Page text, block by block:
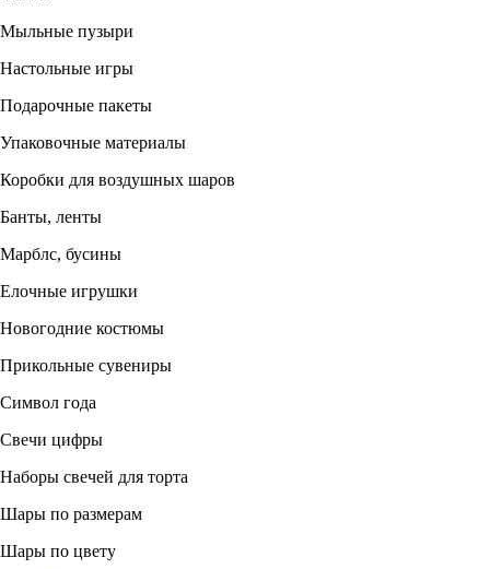
Мыльные пузыри
Настольные игры
Подарочные пакеты
Упаковочные материалы
Коробки для воздушных шаров
Банты, ленты
Марблс, бусины
Елочные игрушки
Новогодние костюмы
Прикольные сувениры
Символ года
Свечи цифры
Наборы свечей для торта
Шары по размерам
Шары по цвету